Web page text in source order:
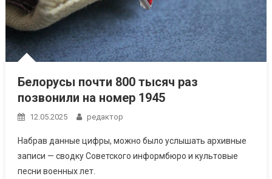
Белорусы почти 800 тысяч раз
позвонили на номер 1945
12.05.2025 редактор
Набрав данные цифры, можно было услышать архивные
записи — сводку Советского информбюро и культовые
песни военных лет.